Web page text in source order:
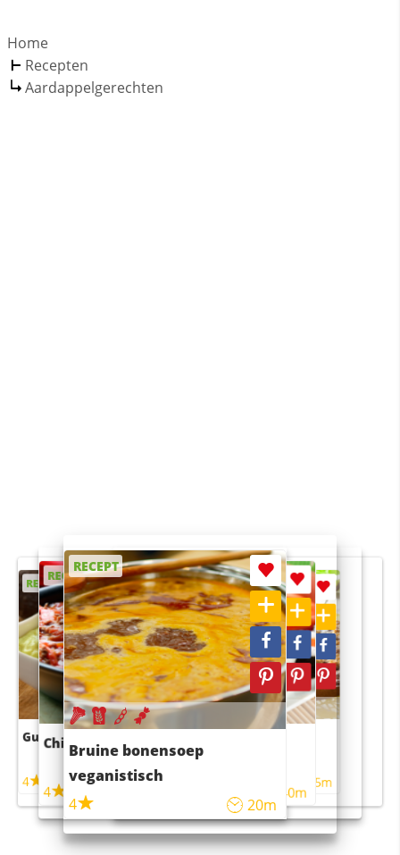
Home
Recepten
Aardappelgerechten
RECEPT
Guacamole
4
RECEPT
Chili con carne
4 45m
RECEPT
Bruine bonensoep
veganistisch
4
20m
RECEPT
Sushi rijstsalade
maaltijdsalade
40m
RECEPT
4 55m